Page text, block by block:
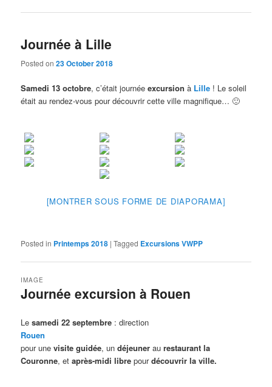
Journée à Lille
Posted on23 October 2018
Samedi 13 octobre, c’était journéeexcursion à Lille ! Le soleil
était au rendez-vous pour découvrir cette ville magnifique… 🙂
[MONTRER SOUS FORME DE DIAPORAMA]
Posted in Printemps 2018 |Tagged Excursions VWPP
Journée excursion à Rouen
IMAGE
Lesamedi 22 septembre : direction
Rouen
pour unevisite guidée, undéjeuner aurestaurant la
Couronne, etaprès-midi libre pourdécouvrir la ville.